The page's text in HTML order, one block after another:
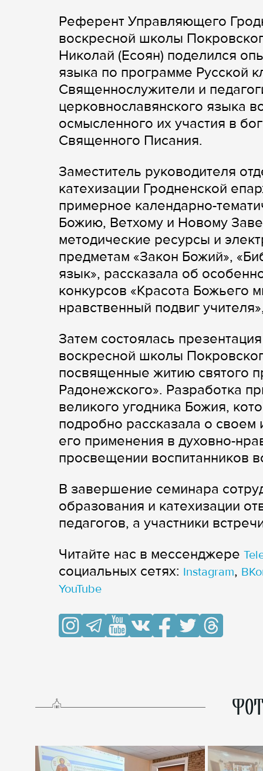
Референт Управляющего
воскресной школы
Николай (Есоян) поделился
языка по программе Русской
Священнослужители и
церковнославянского языка
осмысленного их участия в
Священного Писания.
Заместитель руководителя
катехизации Гродненской
примерное календарно-
Божию, Ветхому и Новому
методические ресурсы и
предметам «Закон Божий»,
язык», рассказала об
конкурсов «Красота Божьего
нравственный подвиг
Затем состоялась
воскресной школы
посвященные житию святого
Радонежского». Разработка
великого угодника Божия,
подробно рассказала о своем
его применения в духовно-
просвещении воспитанников
В завершение семинара
образования и катехизации
педагогов, а участники
Читайте нас в мессенджере
cоциальных сетях: Instagram,
YouTube